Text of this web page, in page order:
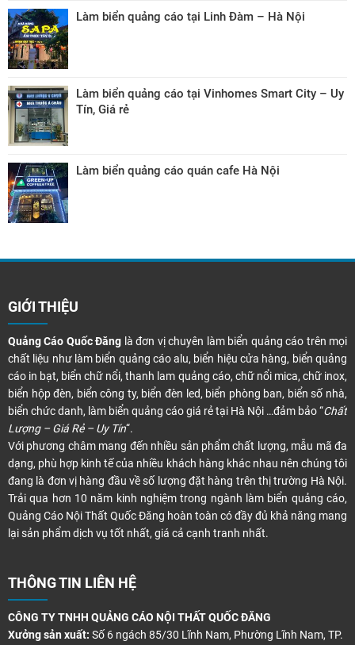
Làm biển quảng cáo tại Linh Đàm – Hà Nội
Làm biển quảng cáo tại Vinhomes Smart City – Uy
Tín, Giá rẻ
Làm biển quảng cáo quán cafe Hà Nội
GIỚI THIỆU
Quảng Cáo Quốc Đăng là đơn vị chuyên làm biển quảng cáo trên mọi
chất liệu như làm biển quảng cáo alu, biển hiệu cửa hàng, biển quảng
cáo in bạt, biển chữ nổi, thanh lam quảng cáo, chữ nổi mica, chữ inox,
biển hộp đèn, biển công ty, biển đèn led, biển phòng ban, biển số nhà,
biển chức danh, làm biển quảng cáo giá rẻ tại Hà Nội …đảm bảo “Chất
Lượng – Giá Rẻ – Uy Tín“.
Với phương châm mang đến nhiều sản phẩm chất lượng, mẫu mã đa
dạng, phù hợp kinh tế của nhiều khách hàng khác nhau nên chúng tôi
đang là đơn vị hàng đầu về số lượng đặt hàng trên thị trường Hà Nội.
Trải qua hơn 10 năm kinh nghiệm trong ngành làm biển quảng cáo,
Quảng Cáo Nội Thất Quốc Đăng hoàn toàn có đầy đủ khả năng mang
lại sản phẩm dịch vụ tốt nhất, giá cả cạnh tranh nhất.
THÔNG TIN LIÊN HỆ
CÔNG TY TNHH QUẢNG CÁO NỘI THẤT QUỐC ĐĂNG
Xưởng sản xuất: Số 6 ngách 85/30 Lĩnh Nam, Phường Lĩnh Nam, TP.